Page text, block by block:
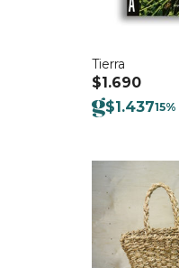
Tierra
$1.690
$1.437